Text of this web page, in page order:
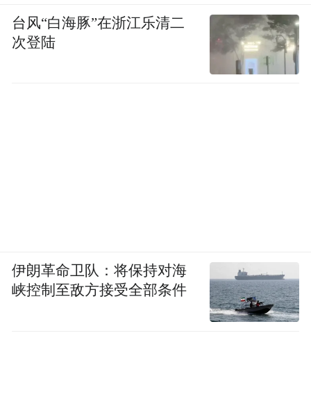
台风“白海豚”在浙江乐清二
次登陆
伊朗革命卫队：将保持对海
峡控制至敌方接受全部条件